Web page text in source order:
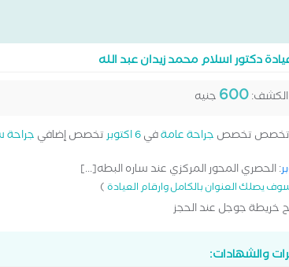
دكتور اسلام محمد زيدان عبد الله
600 جنيه
تخصص تخصص جراحة عامةفي6 اكتوبر تخصص إضافي جراحة
: الحصري المحور المركزي عند ساره البطه[...]
يصلك العنوان بالكامل وارقام العيادة)
خريطة جوجل عند الحجز
والشهادات: